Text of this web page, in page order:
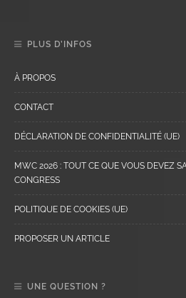
PLUS D’INFOS
À PROPOS
CONTACT
DÉCLARATION DE CONFIDENTIALITÉ (UE)
MWC 2026 : TOUT CE QUE VOUS DEVEZ
CONGRESS
POLITIQUE DE COOKIES (UE)
PROPOSER UN ARTICLE
UNE QUESTION ?